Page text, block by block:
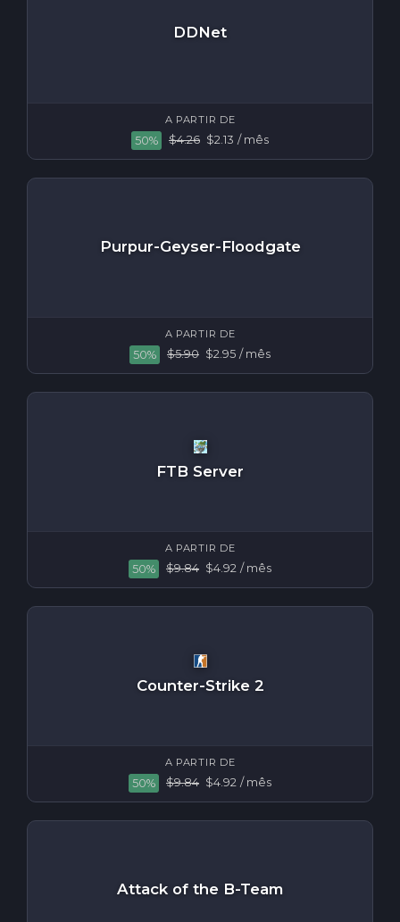
DDNet
A PARTIR DE
50% $4.26 $2.13 / mês
Purpur-Geyser-Floodgate
A PARTIR DE
50% $5.90 $2.95 / mês
FTB Server
A PARTIR DE
50% $9.84 $4.92 / mês
Counter-Strike 2
A PARTIR DE
50% $9.84 $4.92 / mês
Attack of the B-Team